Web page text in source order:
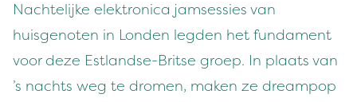
Nachtelijke elektronica jamsessies van
huisgenoten in Londen legden het fundament
voor deze Estlandse-Britse groep. In plaats van
’s nachts weg te dromen, maken ze dreampop